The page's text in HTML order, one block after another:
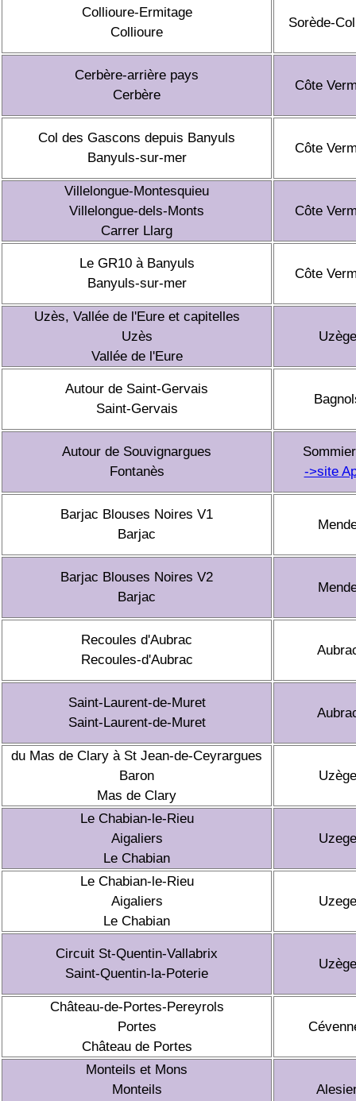
Collioure-Ermitage
Collioure
Sorède-
Cerbère-arrière pays
Cerbère
Côte
Col des Gascons depuis Banyuls
Banyuls-sur-mer
Côte
Villelongue-Montesquieu
Villelongue-dels-Monts
Carrer Llarg
Côte
Le GR10 à Banyuls
Banyuls-sur-mer
Côte
Uzès, Vallée de l'Eure et capitelles
Uzès
Vallée de l'Eure
Uzège
Autour de Saint-Gervais
Saint-Gervais
Autour de Souvignargues
Fontanès
->site
Barjac Blouses Noires V1
Barjac
Barjac Blouses Noires V2
Barjac
Recoules d'Aubrac
Recoules-d'Aubrac
Saint-Laurent-de-Muret
Saint-Laurent-de-Muret
du Mas de Clary à St Jean-de-Ceyrargues
Baron
Mas de Clary
Uzège
Le Chabian-le-Rieu
Aigaliers
Le Chabian
Uzege
Le Chabian-le-Rieu
Aigaliers
Le Chabian
Uzege
Circuit St-Quentin-Vallabrix
Saint-Quentin-la-Poterie
Uzège
Château-de-Portes-Pereyrols
Portes
Château de Portes
Monteils et Mons
Monteils